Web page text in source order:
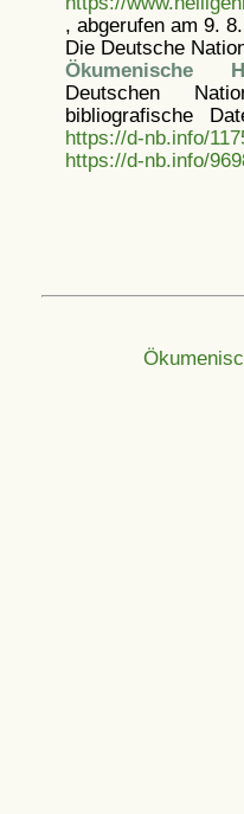
, abgerufen am 9.
Die Deutsche
Ökumenische
Deutschen
bibliografische
https://d-nb.info/
https://d-nb.info/